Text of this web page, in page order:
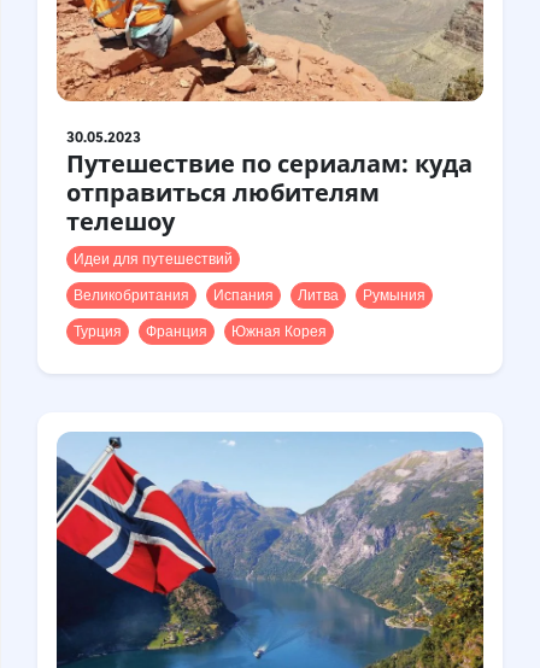
30.05.2023
Путешествие по сериалам: куда
отправиться любителям
телешоу
Идеи для путешествий
Великобритания
Испания Литва
Румыния
Турция
Франция Южная Корея